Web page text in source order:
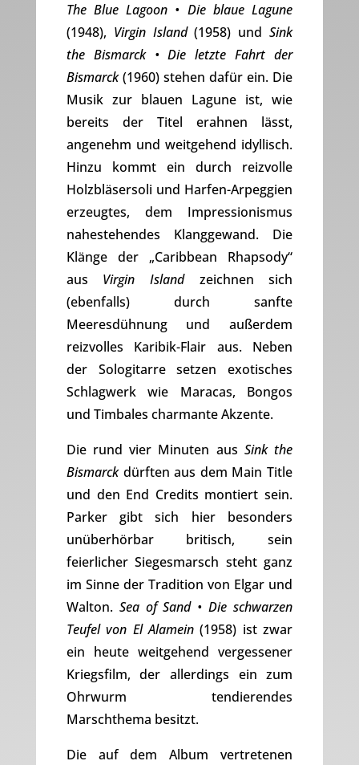
The Blue Lagoon • Die blaue Lagune
(1948), Virgin Island(1958) undSink
the Bismarck • Die letzte Fahrt der
Bismarck(1960) stehen dafür ein. Die
Musik zur blauen Lagune ist, wie
bereits der Titel erahnen lässt,
angenehm und weitgehend idyllisch.
Hinzu kommt ein durch reizvolle
Holzbläsersoli und Harfen-Arpeggien
erzeugtes, dem Impressionismus
nahestehendes Klanggewand. Die
Klänge der „Caribbean Rhapsody“
aus Virgin Islandzeichnen sich
(ebenfalls) durch sanfte
Meeresdühnung und außerdem
reizvolles Karibik-Flair aus. Neben
der Sologitarre setzen exotisches
Schlagwerk wie Maracas, Bongos
und Timbales charmante Akzente.
Die rund vier Minuten aus Sink the
Bismarck dürften aus dem Main Title
und den End Credits montiert sein.
Parker gibt sich hier besonders
unüberhörbar britisch, sein
feierlicher Siegesmarsch steht ganz
im Sinne der Tradition von Elgar und
Walton. Sea of Sand • Die schwarzen
Teufel von El Alamein (1958) ist zwar
ein heute weitgehend vergessener
Kriegsfilm, der allerdings ein zum
Ohrwurm tendierendes
Marschthema besitzt.
Die auf dem Album vertretenen